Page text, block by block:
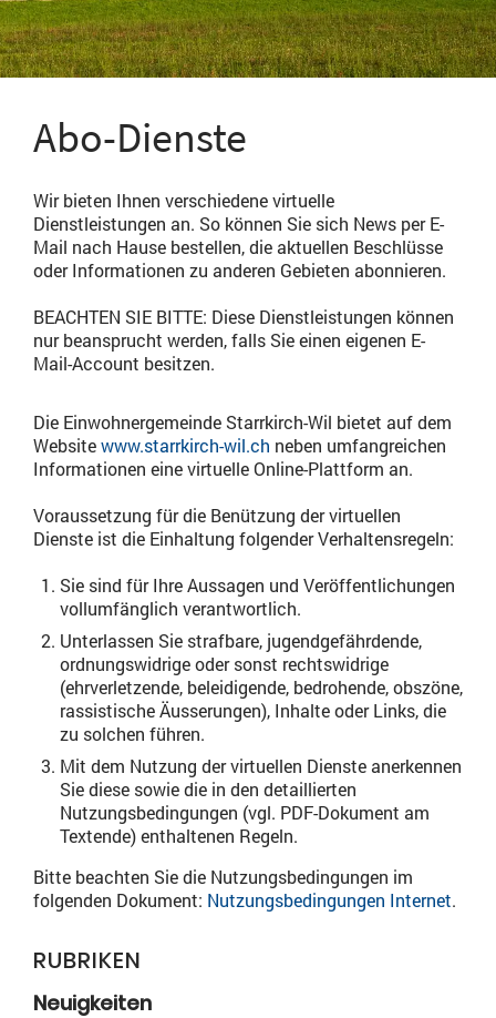
Abo-Dienste
Wir bieten Ihnen verschiedene virtuelle
Dienstleistungen an. So können Sie sich News per E-
Mail nach Hause bestellen, die aktuellen Beschlüsse
oder Informationen zu anderen Gebieten abonnieren.
BEACHTEN SIE BITTE: Diese Dienstleistungen können
nur beansprucht werden, falls Sie einen eigenen E-
Mail-Account besitzen.
Die Einwohnergemeinde Starrkirch-Wil bietet auf dem
Websitewww.starrkirch-wil.ch neben umfangreichen
Informationen eine virtuelle Online-Plattform an.
Voraussetzung für die Benützung der virtuellen
Dienste ist die Einhaltung folgender Verhaltensregeln:
Sie sind für Ihre Aussagen und Veröffentlichungen
vollumfänglich verantwortlich.
Unterlassen Sie strafbare, jugendgefährdende,
ordnungswidrige oder sonst rechtswidrige
(ehrverletzende, beleidigende, bedrohende, obszöne,
rassistische Äusserungen), Inhalte oder Links, die
zu solchen führen.
Mit dem Nutzung der virtuellen Dienste anerkennen
Sie diese sowie die in den detaillierten
Nutzungsbedingungen (vgl. PDF-Dokument am
Textende) enthaltenen Regeln.
Bitte beachten Sie die Nutzungsbedingungen im
folgenden Dokument: Nutzungsbedingungen Internet.
RUBRIKEN
Neuigkeiten